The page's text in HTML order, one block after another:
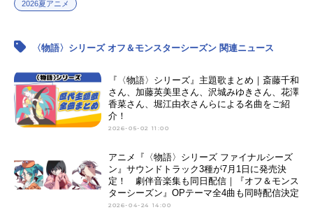
2026夏アニメ
〈物語〉シリーズ オフ＆モンスターシーズン 関連ニュース
『〈物語〉シリーズ』主題歌まとめ｜斎藤千和
さん、加藤英美里さん、沢城みゆきさん、花澤
香菜さん、堀江由衣さんらによる名曲をご紹
介！
2026-05-02 11:00
アニメ『〈物語〉シリーズ ファイナルシーズ
ン』サウンドトラック3種が7月1日に発売決
定！ 劇伴音楽集も同日配信｜『オフ＆モンス
ターシーズン』OPテーマ全4曲も同時配信決定
2026-04-24 14:00